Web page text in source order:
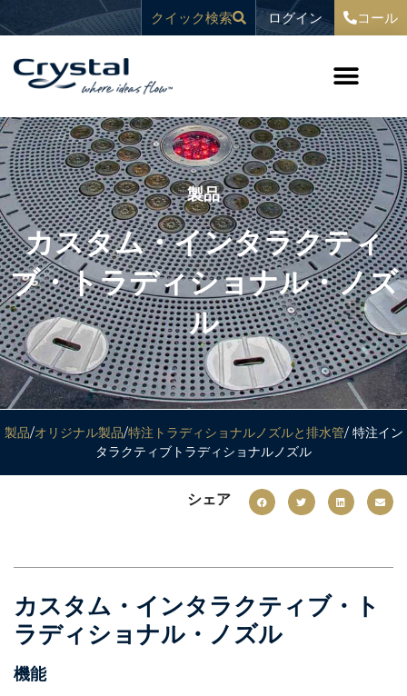
ス
ッ
ン
ス
キ
ッ
プ
クイック検索 ログイン コール
製品
カスタム・インタラクティ
ブ・トラディショナル・ノズ
ル
製品/オリジナル製品/特注トラディショナルノズルと排水管/ 特注イン
タラクティブトラディショナルノズル
シェア
カスタム・インタラクティブ・ト
ラディショナル・ノズル
機能